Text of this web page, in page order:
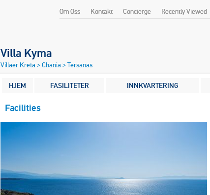
Om Oss Kontakt Concierge Recently Viewed
Villa Kyma
Villaer Kreta >Chania >Tersanas
HJEM FASILITETER INNKVARTERING
Facilities